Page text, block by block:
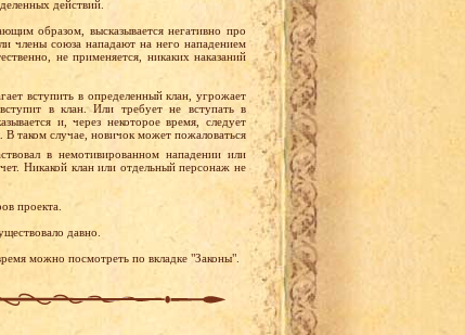
действий.
образом, высказывается негативно про
члены союза нападают на него нападением
не применяется, никаких наказаний
вступить в определенный клан, угрожает
в клан. Или требует не вступать в
и, через некоторое время, следует
таком случае, новичок может пожаловаться
в немотивированном нападении или
Никакой клан или отдельный персонаж не
проекта.
давно.
можно посмотреть по вкладке "Законы".